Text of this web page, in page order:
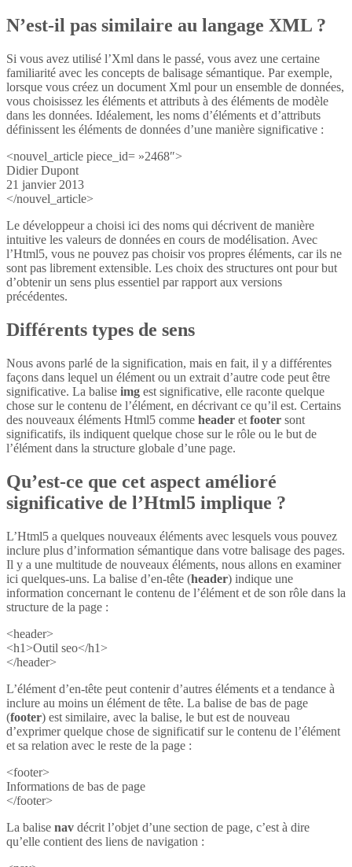
N’est-il pas similaire au langage XML ?
Si vous avez utilisé l’Xml dans le passé, vous avez une certaine
familiarité avec les concepts de balisage sémantique. Par exemple,
lorsque vous créez un document Xml pour un ensemble de données,
vous choisissez les éléments et attributs à des éléments de modèle
dans les données. Idéalement, les noms d’éléments et d’attributs
définissent les éléments de données d’une manière significative :
<nouvel_article piece_id= »2468″>
Didier Dupont
21 janvier 2013
</nouvel_article>
Le développeur a choisi ici des noms qui décrivent de manière
intuitive les valeurs de données en cours de modélisation. Avec
l’Html5, vous ne pouvez pas choisir vos propres éléments, car ils ne
sont pas librement extensible. Les choix des structures ont pour but
d’obtenir un sens plus essentiel par rapport aux versions
précédentes.
Différents types de sens
Nous avons parlé de la signification, mais en fait, il y a différentes
façons dans lequel un élément ou un extrait d’autre code peut être
significative. La balise img est significative, elle raconte quelque
chose sur le contenu de l’élément, en décrivant ce qu’il est. Certains
des nouveaux éléments Html5 comme header et footer sont
significatifs, ils indiquent quelque chose sur le rôle ou le but de
l’élément dans la structure globale d’une page.
Qu’est-ce que cet aspect amélioré
significative de l’Html5 implique ?
L’Html5 a quelques nouveaux éléments avec lesquels vous pouvez
inclure plus d’information sémantique dans votre balisage des pages.
Il y a une multitude de nouveaux éléments, nous allons en examiner
ici quelques-uns. La balise d’en-tête (header) indique une
information concernant le contenu de l’élément et de son rôle dans la
structure de la page :
<header>
<h1>Outil seo</h1>
</header>
L’élément d’en-tête peut contenir d’autres éléments et a tendance à
inclure au moins un élément de tête. La balise de bas de page
(footer) est similaire, avec la balise, le but est de nouveau
d’exprimer quelque chose de significatif sur le contenu de l’élément
et sa relation avec le reste de la page :
<footer>
Informations de bas de page
</footer>
La balise nav décrit l’objet d’une section de page, c’est à dire
qu’elle contient des liens de navigation :